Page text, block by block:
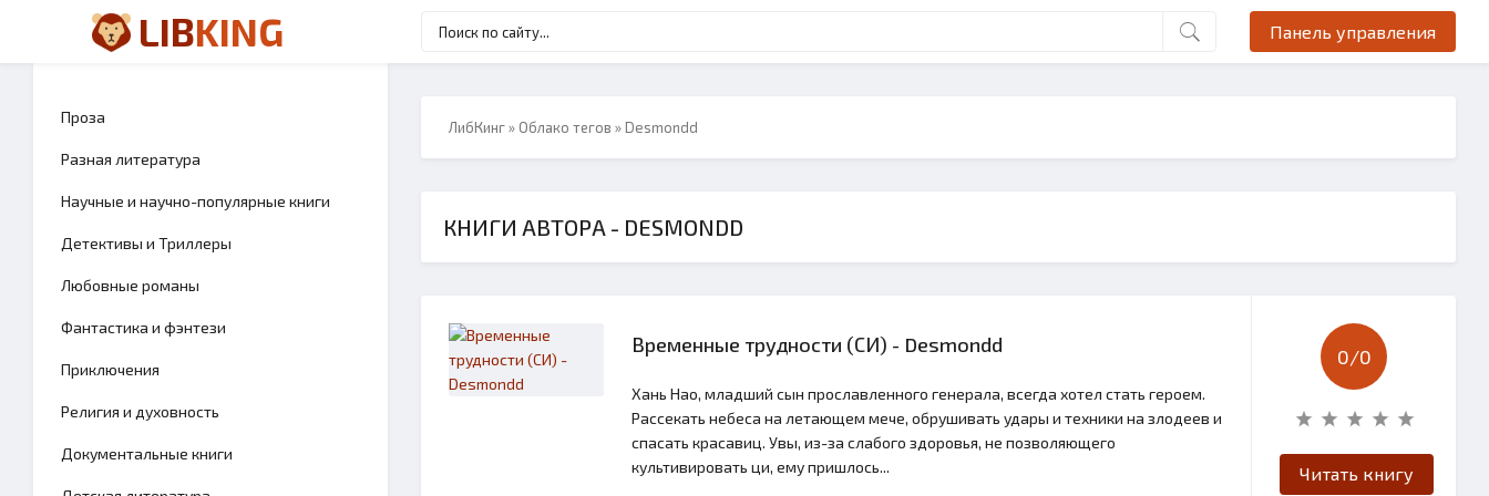
LIBKING Панель управления
Проза
Разная литература
Научные и научно-популярные книги
Детективы и Триллеры
Любовные романы
Фантастика и фэнтези
Приключения
Религия и духовность
Документальные книги
ЛибКинг» Облако тегов » Desmondd
КНИГИ АВТОРА - DESMONDD
Временные трудности (СИ) - Desmondd
Хань Нао, младший сын прославленного генерала, всегда хотел стать героем.
Рассекать небеса на летающем мече, обрушивать удары и техники на злодеев и
спасать красавиц. Увы, из-за слабого здоровья, не позволяющего
культивировать ци, ему пришлось...
0/0
Читать книгу